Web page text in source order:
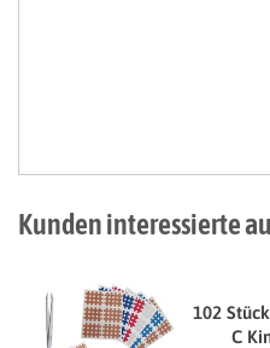
Kunden interessierte
102
C